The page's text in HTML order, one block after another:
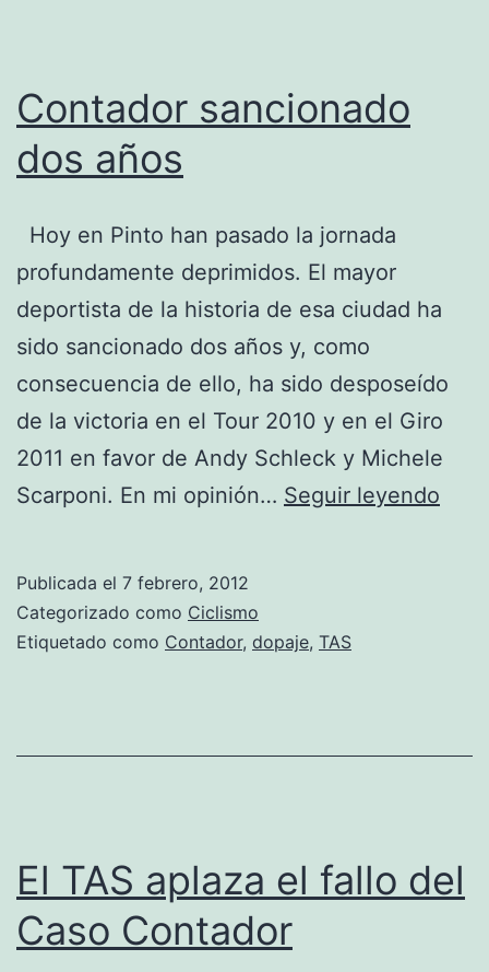
Contador sancionado
dos años
Hoy en Pinto han pasado la jornada
profundamente deprimidos. El mayor
deportista de la historia de esa ciudad ha
sido sancionado dos años y, como
consecuencia de ello, ha sido desposeído
de la victoria en el Tour 2010 y en el Giro
2011 en favor de Andy Schleck y Michele
Scarponi. En mi opinión… Seguir leyendo
Publicada el 7 febrero, 2012
Categorizado como Ciclismo
Etiquetado como Contador, dopaje, TAS
El TAS aplaza el fallo del
Caso Contador